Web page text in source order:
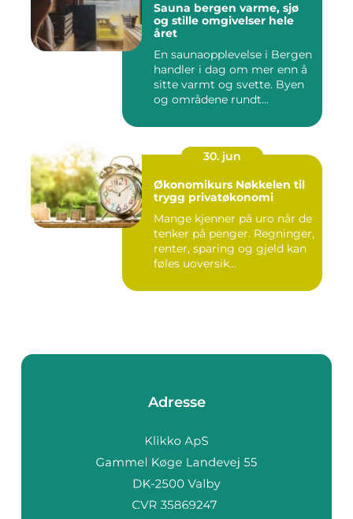
Sauna bergen varme, sjø
og stille omgivelser hele
året
En saunaopplevelse i Bergen
handler i dag om mer enn å
sitte varmt og svette. Byen
og områdene rundt...
30. jun
Økonomikurs Nøkkelen til
trygg privatøkonomi
Mange kjenner på uro når de
tenker på penger. Regninger,
renter, sparing og gjeld kan
føles uoversik...
Adresse